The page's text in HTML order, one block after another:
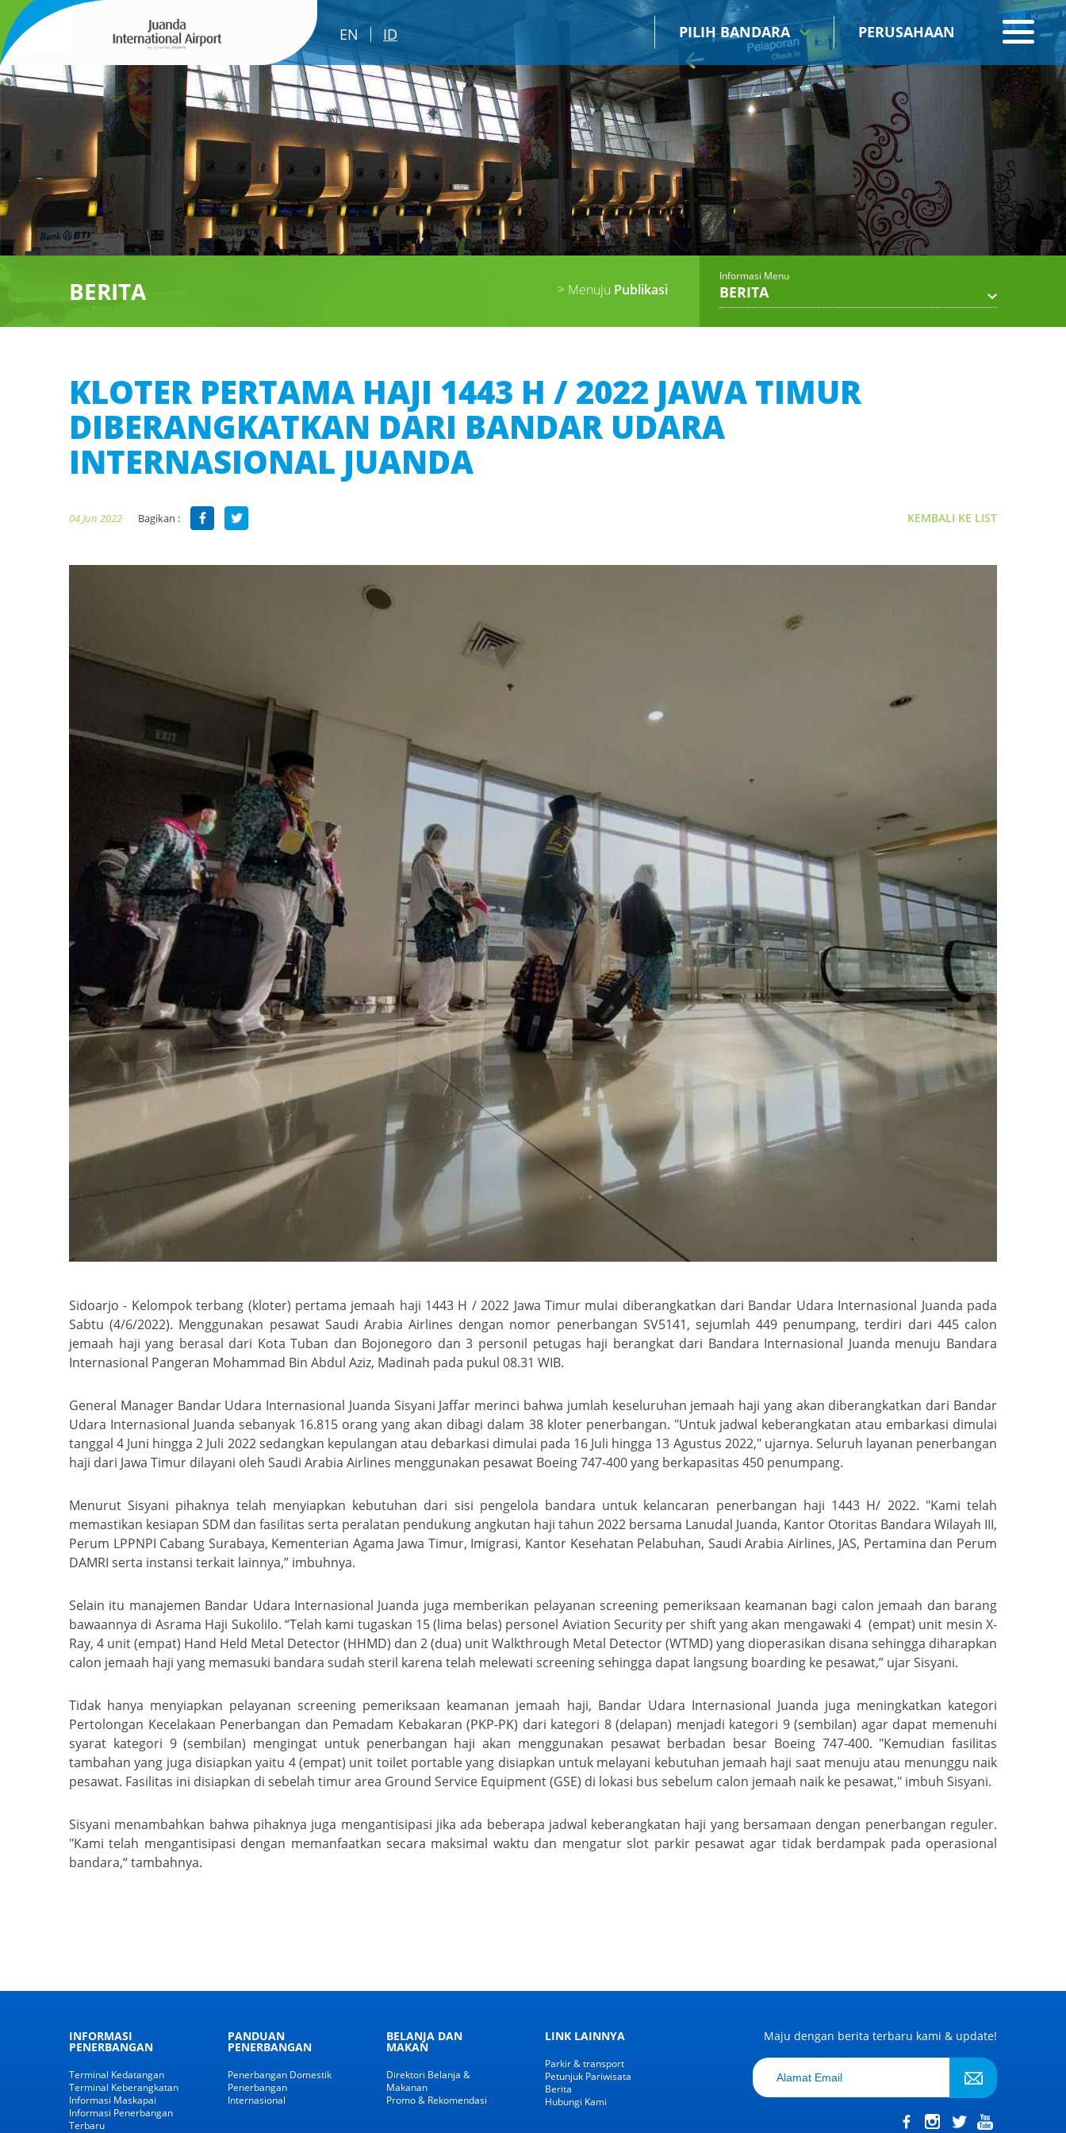
EN ID PILIH BANDARA PERUSAHAAN
BERITA > Menuju Publikasi
Informasi Menu
BERITA
KLOTER PERTAMA HAJI 1443 H / 2022 JAWA TIMUR
DIBERANGKATKAN DARI BANDAR UDARA
INTERNASIONAL JUANDA
04 Jun 2022 Bagikan : KEMBALI KE LIST
Sidoarjo - Kelompok terbang (kloter) pertama jemaah haji 1443 H / 2022 Jawa Timur mulai diberangkatkan dari Bandar Udara Internasional Juanda pada
Sabtu (4/6/2022). Menggunakan pesawat Saudi Arabia Airlines dengan nomor penerbangan SV5141, sejumlah 449 penumpang, terdiri dari 445 calon
jemaah haji yang berasal dari Kota Tuban dan Bojonegoro dan 3 personil petugas haji berangkat dari Bandara Internasional Juanda menuju Bandara
Internasional Pangeran Mohammad Bin Abdul Aziz, Madinah pada pukul 08.31 WIB.
General Manager Bandar Udara Internasional Juanda Sisyani Jaffar merinci bahwa jumlah keseluruhan jemaah haji yang akan diberangkatkan dari Bandar
Udara Internasional Juanda sebanyak 16.815 orang yang akan dibagi dalam 38 kloter penerbangan. "Untuk jadwal keberangkatan atau embarkasi dimulai
tanggal 4 Juni hingga 2 Juli 2022 sedangkan kepulangan atau debarkasi dimulai pada 16 Juli hingga 13 Agustus 2022," ujarnya. Seluruh layanan penerbangan
haji dari Jawa Timur dilayani oleh Saudi Arabia Airlines menggunakan pesawat Boeing 747-400 yang berkapasitas 450 penumpang.
Menurut Sisyani pihaknya telah menyiapkan kebutuhan dari sisi pengelola bandara untuk kelancaran penerbangan haji 1443 H/ 2022. "Kami telah
memastikan kesiapan SDM dan fasilitas serta peralatan pendukung angkutan haji tahun 2022 bersama Lanudal Juanda, Kantor Otoritas Bandara Wilayah III,
Perum LPPNPI Cabang Surabaya, Kementerian Agama Jawa Timur, Imigrasi, Kantor Kesehatan Pelabuhan, Saudi Arabia Airlines, JAS, Pertamina dan Perum
DAMRI serta instansi terkait lainnya,” imbuhnya.
Selain itu manajemen Bandar Udara Internasional Juanda juga memberikan pelayanan screening pemeriksaan keamanan bagi calon jemaah dan barang
bawaannya di Asrama Haji Sukolilo. “Telah kami tugaskan 15 (lima belas) personel Aviation Security per shift yang akan mengawaki 4 (empat) unit mesin X-
Ray, 4 unit (empat) Hand Held Metal Detector (HHMD) dan 2 (dua) unit Walkthrough Metal Detector (WTMD) yang dioperasikan disana sehingga diharapkan
calon jemaah haji yang memasuki bandara sudah steril karena telah melewati screening sehingga dapat langsung boarding ke pesawat,” ujar Sisyani.
Tidak hanya menyiapkan pelayanan screening pemeriksaan keamanan jemaah haji, Bandar Udara Internasional Juanda juga meningkatkan kategori
Pertolongan Kecelakaan Penerbangan dan Pemadam Kebakaran (PKP-PK) dari kategori 8 (delapan) menjadi kategori 9 (sembilan) agar dapat memenuhi
syarat kategori 9 (sembilan) mengingat untuk penerbangan haji akan menggunakan pesawat berbadan besar Boeing 747-400. "Kemudian fasilitas
tambahan yang juga disiapkan yaitu 4 (empat) unit toilet portable yang disiapkan untuk melayani kebutuhan jemaah haji saat menuju atau menunggu naik
pesawat. Fasilitas ini disiapkan di sebelah timur area Ground Service Equipment (GSE) di lokasi bus sebelum calon jemaah naik ke pesawat," imbuh Sisyani.
Sisyani menambahkan bahwa pihaknya juga mengantisipasi jika ada beberapa jadwal keberangkatan haji yang bersamaan dengan penerbangan reguler.
"Kami telah mengantisipasi dengan memanfaatkan secara maksimal waktu dan mengatur slot parkir pesawat agar tidak berdampak pada operasional
bandara,“ tambahnya.
INFORMASI
PENERBANGAN
Terminal Kedatangan
Terminal Keberangkatan
Informasi Maskapai
Informasi Penerbangan
Terbaru
PANDUAN
PENERBANGAN
Penerbangan Domestik
Penerbangan
Internasional
BELANJA DAN
MAKAN
Direktori Belanja &
Makanan
Promo & Rekomendasi
LINK LAINNYA
Parkir & transport
Petunjuk Pariwisata
Berita
Hubungi Kami
Maju dengan berita terbaru kami & update!